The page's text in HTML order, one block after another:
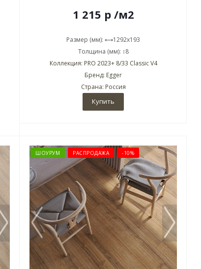
1 215 р /м2
Размер (мм): ⟷1292x193
Толщина (мм): ↕8
Коллекция: PRO 2023+ 8/33 Classic V4
Бренд: Egger
Страна: Россия
Купить
ШОУРУМ РАСПРОДАЖА -10%